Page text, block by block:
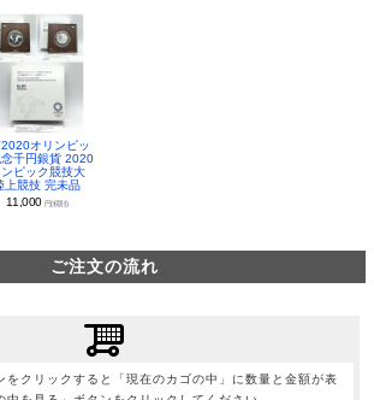
オリンピッ
念千円銀貨 2020
ピック競技大
上競技 完未品
11,000 円(税別)
ご注文の流れ
をクリックすると「現在のカゴの中」に数量と金額が表